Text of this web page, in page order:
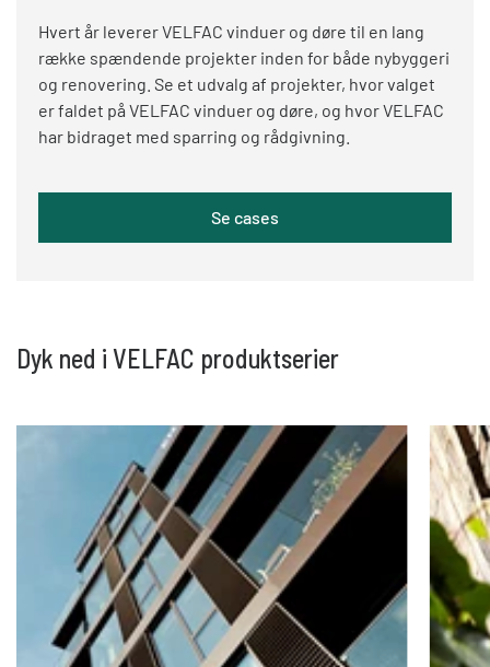
Hvert år leverer VELFAC vinduer og døre til en lang
række spændende projekter inden for både nybyggeri
og renovering. Se et udvalg af projekter, hvor valget
er faldet på VELFAC vinduer og døre, og hvor VELFAC
har bidraget med sparring og rådgivning.
Se cases
Dyk ned i VELFAC produktserier